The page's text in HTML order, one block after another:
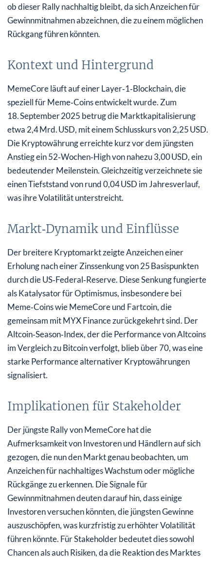
ob dieser Rally nachhaltig bleibt, da sich Anzeichen für
Gewinnmitnahmen abzeichnen, die zu einem möglichen
Rückgang führen könnten.
Kontext und Hintergrund
MemeCore läuft auf einer Layer‑1‑Blockchain, die
speziell für Meme‑Coins entwickelt wurde. Zum
18. September 2025 betrug die Marktkapitalisierung
etwa 2,4 Mrd. USD, mit einem Schlusskurs von 2,25 USD.
Die Kryptowährung erreichte kurz vor dem jüngsten
Anstieg ein 52‑Wochen‑High von nahezu 3,00 USD, ein
bedeutender Meilenstein. Gleichzeitig verzeichnete sie
einen Tiefststand von rund 0,04 USD im Jahresverlauf,
was ihre Volatilität unterstreicht.
Markt‑Dynamik und Einflüsse
Der breitere Kryptomarkt zeigte Anzeichen einer
Erholung nach einer Zinssenkung von 25 Basispunkten
durch die US‑Federal‑Reserve. Diese Senkung fungierte
als Katalysator für Optimismus, insbesondere bei
Meme‑Coins wie MemeCore und Fartcoin, die
gemeinsam mit MYX Finance zurückgekehrt sind. Der
Altcoin‑Season‑Index, der die Performance von Altcoins
im Vergleich zu Bitcoin verfolgt, blieb über 70, was eine
starke Performance alternativer Kryptowährungen
signalisiert.
Implikationen für Stakeholder
Der jüngste Rally von MemeCore hat die
Aufmerksamkeit von Investoren und Händlern auf sich
gezogen, die nun den Markt genau beobachten, um
Anzeichen für nachhaltiges Wachstum oder mögliche
Rückgänge zu erkennen. Die Signale für
Gewinnmitnahmen deuten darauf hin, dass einige
Investoren versuchen könnten, die jüngsten Gewinne
auszuschöpfen, was kurzfristig zu erhöhter Volatilität
führen könnte. Für Stakeholder bedeutet dies sowohl
Chancen als auch Risiken, da die Reaktion des Marktes